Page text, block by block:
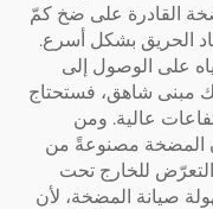
القادرة على ضخ كمّ
الحريق بشكل أسرع.
على الوصول إلى
مبنى شاهق، فستحتاج
عالية. ومن
المضخة مصنوعةً من
للخارج تحت
صيانة المضخة، لأن